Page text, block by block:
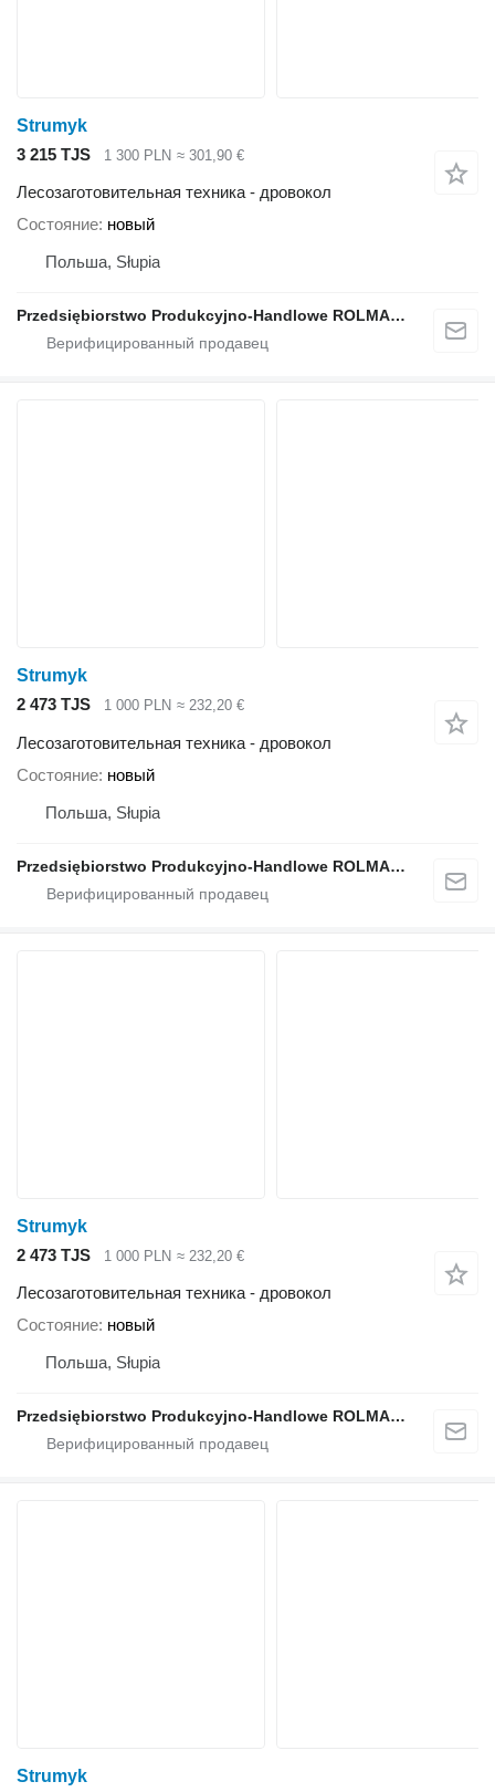
Strumyk
3 215 TJS
1 300 PLN ≈ 301,90 €
Лесозаготовительная техника - дровокол
Состояние новый
Польша, Słupia
Przedsiębiorstwo Produkcyjno-Handlowe ROLMAPOL Marcin Dziekan
Strumyk
2 473 TJS
1 000 PLN ≈ 232,20 €
Лесозаготовительная техника - дровокол
Состояние новый
Польша, Słupia
Przedsiębiorstwo Produkcyjno-Handlowe ROLMAPOL Marcin Dziekan
Strumyk
2 473 TJS
1 000 PLN ≈ 232,20 €
Лесозаготовительная техника - дровокол
Состояние новый
Польша, Słupia
Przedsiębiorstwo Produkcyjno-Handlowe ROLMAPOL Marcin Dziekan
Strumyk